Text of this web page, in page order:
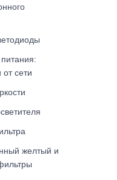
сети
желтый и